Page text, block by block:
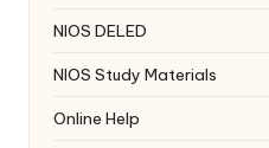
NIOS DELED
NIOS Study Materials
Online Help